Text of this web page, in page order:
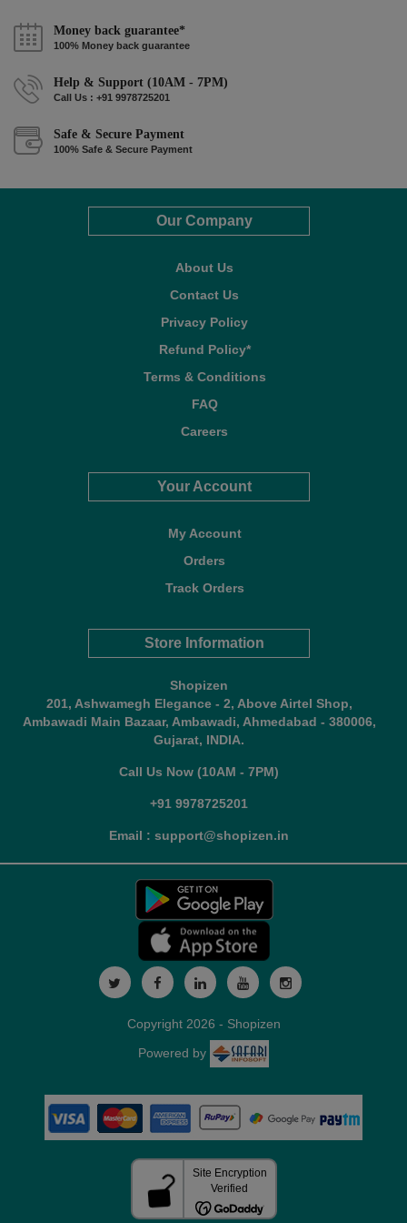
Money back guarantee*
100% Money back guarantee
Help & Support (10AM - 7PM)
Call Us : +91 9978725201
Safe & Secure Payment
100% Safe & Secure Payment
Our Company
About Us
Contact Us
Privacy Policy
Refund Policy*
Terms & Conditions
FAQ
Careers
Your Account
My Account
Orders
Track Orders
Store Information
Shopizen
201, Ashwamegh Elegance - 2, Above Airtel Shop,
Ambawadi Main Bazaar, Ambawadi, Ahmedabad - 380006,
Gujarat, INDIA.
Call Us Now (10AM - 7PM)
+91 9978725201
Email : support@shopizen.in
Copyright 2026 - Shopizen
Powered by